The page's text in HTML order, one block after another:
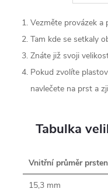
Vezměte provázek a
Tam kde se setkaly
Znáte již svoji
Pokud zvolíte
navlečete na prst a
Tabulka
Vnitřní průměr
15,3 mm